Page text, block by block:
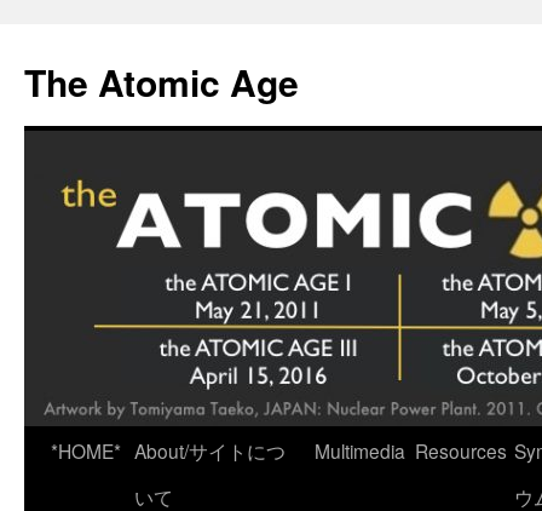
content
The Atomic Age
*HOME* About/サイトにつ
いて
Multimedia Resources
ウ